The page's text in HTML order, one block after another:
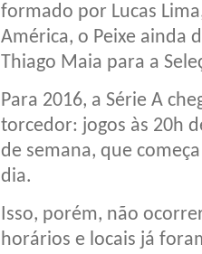
formado por Lucas
América, o Peixe ainda
Thiago Maia para a
Para 2016, a Série A
torcedor: jogos às 20h
de semana, que
dia.
Isso, porém, não
horários e locais já